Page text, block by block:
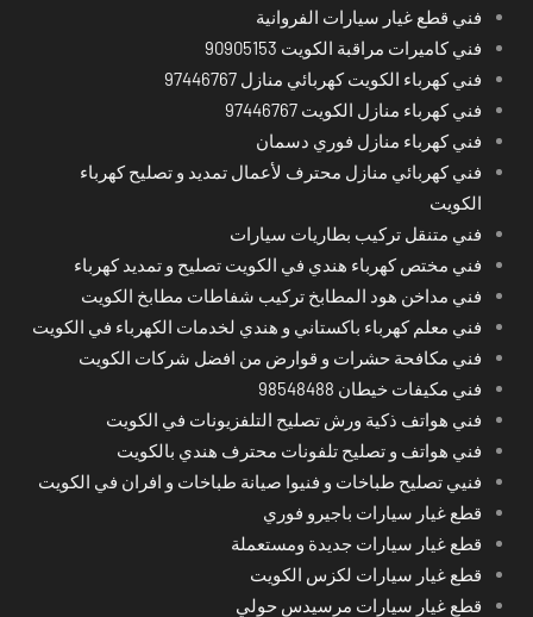
فني قطع غيار سيارات الفروانية
فني كاميرات مراقبة الكويت 90905153
فني كهرباء الكويت كهربائي منازل 97446767
فني كهرباء منازل الكويت 97446767
فني كهرباء منازل فوري دسمان
فني كهربائي منازل محترف لأعمال تمديد و تصليح كهرباء
الكويت
فني متنقل تركيب بطاريات سيارات
فني مختص كهرباء هندي في الكويت تصليح و تمديد كهرباء
فني مداخن هود المطابخ تركيب شفاطات مطابخ الكويت
فني معلم كهرباء باكستاني و هندي لخدمات الكهرباء في الكويت
فني مكافحة حشرات و قوارض من افضل شركات الكويت
فني مكيفات خيطان 98548488
فني هواتف ذكية ورش تصليح التلفزيونات في الكويت
فني هواتف و تصليح تلفونات محترف هندي بالكويت
فنيي تصليح طباخات و فنيوا صيانة طباخات و افران في الكويت
قطع غيار سيارات باجيرو فوري
قطع غيار سيارات جديدة ومستعملة
قطع غيار سيارات لكزس الكويت
قطع غيار سيارات مرسيدس حولي